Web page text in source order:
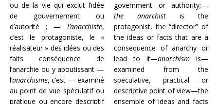
ou de la vie qui exclut l’idée
de gouvernement ou
d’autorité ; — l’anarchiste,
c’est le protagoniste, le «
réalisateur » des idées ou des
faits conséquence de
l’anarchie ou y aboutissant —
l’anarchisme, c’est — examiné
au point de vue spéculatif ou
pratique ou encore descriptif
government or authority;—
the anarchist is the
protagonist, the “director” of
the ideas or facts that are a
consequence of anarchy or
lead to it—anarchism is—
examined from the
speculative, practical or
descriptive point of view—the
ensemble of ideas and facts